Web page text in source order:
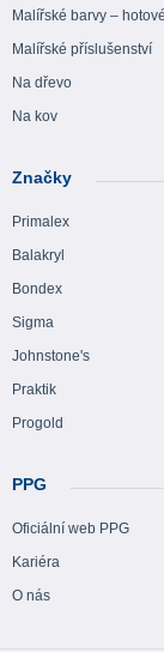
Malířské barvy –
Malířské příslušenství
Na dřevo
Na kov
Značky
Primalex
Balakryl
Bondex
Sigma
Johnstone's
Praktik
Progold
PPG
Oficiální web PPG
Kariéra
O nás